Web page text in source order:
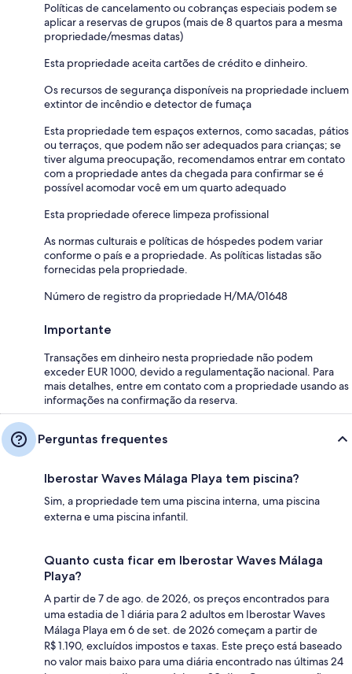
Políticas de cancelamento ou cobranças especiais podem se
aplicar a reservas de grupos (mais de 8 quartos para a mesma
propriedade/mesmas datas)
Esta propriedade aceita cartões de crédito e dinheiro.
Os recursos de segurança disponíveis na propriedade incluem
extintor de incêndio e detector de fumaça
Esta propriedade tem espaços externos, como sacadas, pátios
ou terraços, que podem não ser adequados para crianças; se
tiver alguma preocupação, recomendamos entrar em contato
com a propriedade antes da chegada para confirmar se é
possível acomodar você em um quarto adequado
Esta propriedade oferece limpeza profissional
As normas culturais e políticas de hóspedes podem variar
conforme o país e a propriedade. As políticas listadas são
fornecidas pela propriedade.
Número de registro da propriedade H/MA/01648
Importante
Transações em dinheiro nesta propriedade não podem
exceder EUR 1000, devido a regulamentação nacional. Para
mais detalhes, entre em contato com a propriedade usando as
informações na confirmação da reserva.
Perguntas frequentes
Iberostar Waves Málaga Playa tem piscina?
Sim, a propriedade tem uma piscina interna, uma piscina
externa e uma piscina infantil.
Quanto custa ficar em Iberostar Waves Málaga
Playa?
A partir de 7 de ago. de 2026, os preços encontrados para
uma estadia de 1 diária para 2 adultos em Iberostar Waves
Málaga Playa em 6 de set. de 2026 começam a partir de
R$ 1.190, excluídos impostos e taxas. Este preço está baseado
no valor mais baixo para uma diária encontrado nas últimas 24